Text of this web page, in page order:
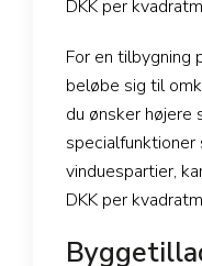
DKK per
For en tilbygning
beløbe sig til
du ønsker højere
vinduespartier,
DKK per